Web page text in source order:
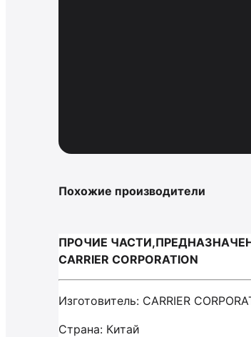
Похожие производители
ПРОЧИЕ
CARRIER CORPORATION
Изготовитель: CARRIER
Страна: Китай